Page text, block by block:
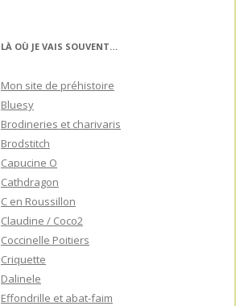
LÀ OÙ JE VAIS SOUVENT…
Mon site de préhistoire
Bluesy
Brodineries et charivaris
Brodstitch
Capucine O
Cathdragon
C en Roussillon
Claudine / Coco2
Coccinelle Poitiers
Criquette
Dalinele
Effondrille et abat-faim